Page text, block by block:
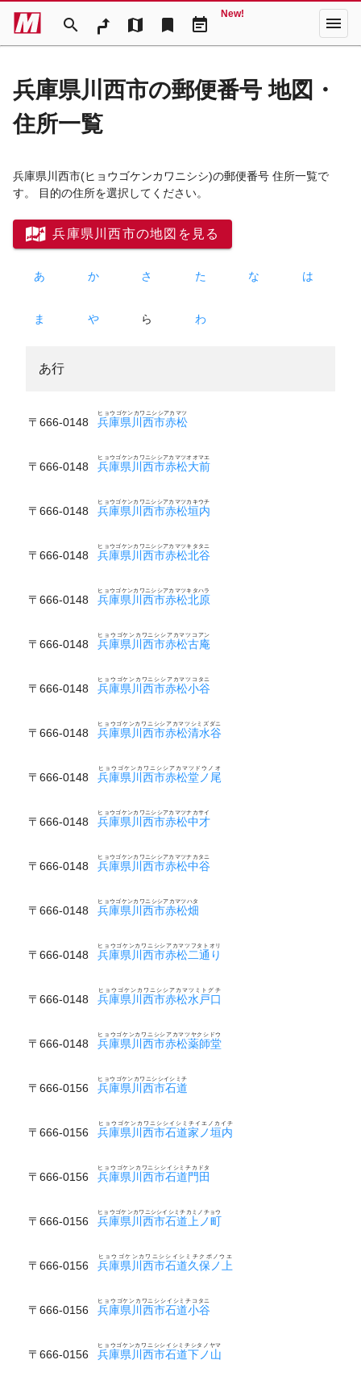
search map bookmark event_note
New! menu
兵庫県川西市の郵便番号 地図・
住所一覧
兵庫県川西市(ヒョウゴケンカワニシシ)の郵便番号 住所一覧で
す。 目的の住所を選択してください。
兵庫県川西市の地図を見る
あ か さ た な は
ま や ら わ
あ行
〒666-0148 兵庫県川西市赤松
ヒョウゴケンカワニシシアカマツ
〒666-0148 兵庫県川西市赤松大前
ヒョウゴケンカワニシシアカマツオオマエ
〒666-0148 兵庫県川西市赤松垣内
ヒョウゴケンカワニシシアカマツカキウチ
〒666-0148 兵庫県川西市赤松北谷
ヒョウゴケンカワニシシアカマツキタタニ
〒666-0148 兵庫県川西市赤松北原
ヒョウゴケンカワニシシアカマツキタハラ
〒666-0148 兵庫県川西市赤松古庵
ヒョウゴケンカワニシシアカマツコアン
〒666-0148 兵庫県川西市赤松小谷
ヒョウゴケンカワニシシアカマツコタニ
〒666-0148 兵庫県川西市赤松清水谷
ヒョウゴケンカワニシシアカマツシミズダニ
〒666-0148 兵庫県川西市赤松堂ノ尾
ヒョウゴケンカワニシシアカマツドウノオ
〒666-0148 兵庫県川西市赤松中才
ヒョウゴケンカワニシシアカマツナカサイ
〒666-0148 兵庫県川西市赤松中谷
ヒョウゴケンカワニシシアカマツナカタニ
〒666-0148 兵庫県川西市赤松畑
ヒョウゴケンカワニシシアカマツハタ
〒666-0148 兵庫県川西市赤松二通り
ヒョウゴケンカワニシシアカマツフタトオリ
〒666-0148 兵庫県川西市赤松水戸口
ヒョウゴケンカワニシシアカマツミトグチ
〒666-0148 兵庫県川西市赤松薬師堂
ヒョウゴケンカワニシシアカマツヤクシドウ
〒666-0156 兵庫県川西市石道
ヒョウゴケンカワニシシイシミチ
〒666-0156 兵庫県川西市石道家ノ垣内
ヒョウゴケンカワニシシイシミチイエノカイチ
〒666-0156 兵庫県川西市石道門田
ヒョウゴケンカワニシシイシミチカドタ
〒666-0156 兵庫県川西市石道上ノ町
ヒョウゴケンカワニシシイシミチカミノチョウ
〒666-0156 兵庫県川西市石道久保ノ上
ヒョウゴケンカワニシシイシミチクボノウエ
〒666-0156 兵庫県川西市石道小谷
ヒョウゴケンカワニシシイシミチコタニ
〒666-0156 兵庫県川西市石道下ノ山
ヒョウゴケンカワニシシイシミチシタノヤマ